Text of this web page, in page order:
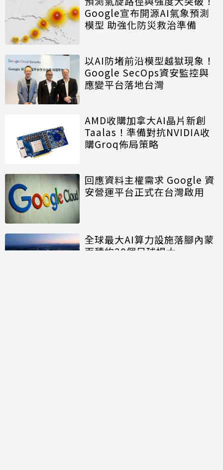
Google宣布開源AI氣象預測
模型 助強化防災救治準備
以AI防堵前沿模型越獄現象！
Google SecOps資安監控與
應變平台落地台灣
AMD收購加拿大AI晶片新創
Taalas！準備對抗NVIDIA收
購Groq佈局策略
回應資料主權需求 Google 資
安營運平台正式在台灣啟用
全球最大AI算力設施落腳內蒙
面積約20個足球場大